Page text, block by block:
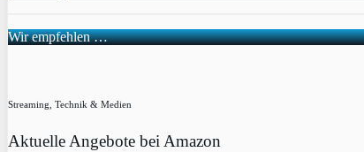
Wir empfehlen …
Streaming, Technik & Medien
Aktuelle Angebote bei Amazon